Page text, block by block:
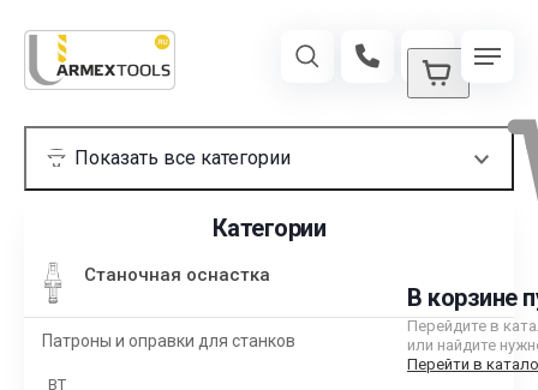
В корзине
Перейдите в
или найдите
Перейти в
Категории
Станочная оснастка
Патроны и оправки для станков
BT